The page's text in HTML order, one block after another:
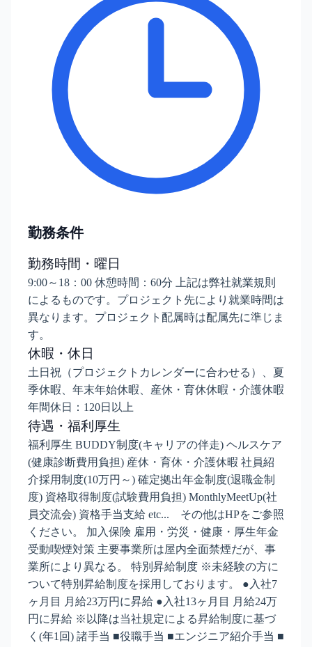
勤務条件
勤務時間・曜日
9:00～18：00 休憩時間：60分 上記は弊社就業規則
によるものです。プロジェクト先により就業時間は
異なります。プロジェクト配属時は配属先に準じま
す。
休暇・休日
土日祝（プロジェクトカレンダーに合わせる）、夏
季休暇、年末年始休暇、産休・育休休暇・介護休暇
年間休日：120日以上
待遇・福利厚生
福利厚生 BUDDY制度(キャリアの伴走) ヘルスケア
(健康診断費用負担) 産休・育休・介護休暇 社員紹
介採用制度(10万円～) 確定拠出年金制度(退職金制
度) 資格取得制度(試験費用負担) MonthlyMeetUp(社
員交流会) 資格手当支給 etc... その他はHPをご参照
ください。 加入保険 雇用・労災・健康・厚生年金
受動喫煙対策 主要事業所は屋内全面禁煙だが、事
業所により異なる。 特別昇給制度 ※未経験の方に
ついて特別昇給制度を採用しております。 ●入社7
ヶ月目 月給23万円に昇給 ●入社13ヶ月目 月給24万
円に昇給 ※以降は当社規定による昇給制度に基づ
く(年1回) 諸手当 ■役職手当 ■エンジニア紹介手当 ■